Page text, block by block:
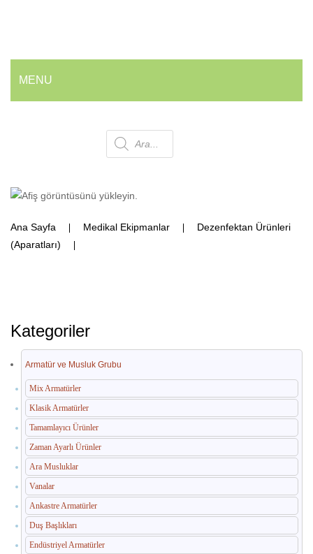
MENU
💰 En İyi Fiyatlarla
Armatür ve Musluk Grubu
Dış Mekan Çöp Kovaları
Küllükler ve Sigara Atık Üniteleri
El Kurutma Makineleri
🔐 En Güvenilir Adres
Fotoselli Kağıt Havluluklar
Sabunluklar
Otel Ekipmanları
Umumi Wc ve Banyo Ekipmanları
Products
Ana Sayfa Medikal Ekipmanlar
Dezenfektan Ürünleri
(Aparatları)
Kategoriler
Armatür ve Musluk Grubu
Mix Armatürler
Klasik Armatürler
Tamamlayıcı Ürünler
Zaman Ayarlı Ürünler
Ara Musluklar
Vanalar
Ankastre Armatürler
Duş Başlıkları
Endüstriyel Armatürler